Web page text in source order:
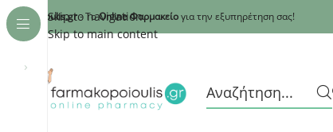
Skip to navigation
Skip to main content
›
- ΤοOnline Φαρμακείογια την εξυπηρέτηση σας!